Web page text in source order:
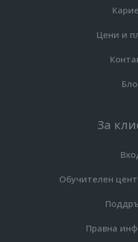
Цени и
За
Обучителен
Правна